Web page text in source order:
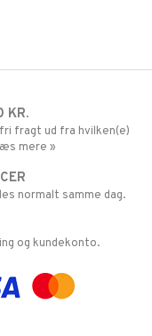
KR.
fragt ud fra hvilken(e)
mere »
normalt samme dag.
og kundekonto.